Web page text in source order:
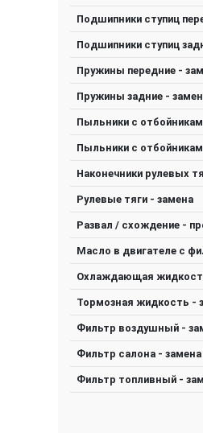
Подшипники ступиц
Подшипники ступиц
Пружины передние -
Пружины задние -
Пыльники с
Пыльники с
Наконечники рулевых
Рулевые тяги - замена
Развал / схождение -
Масло в двигателе с
Охлаждающая
Тормозная жидкость -
Фильтр воздушный -
Фильтр салона - замена
Фильтр топливный -